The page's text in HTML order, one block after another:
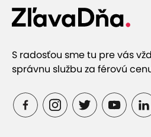
Najväčší slovenský
obľúbenom
S radosťou sme tu pre vás
správnu službu za férovú